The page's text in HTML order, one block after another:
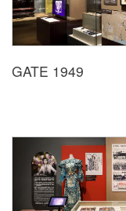
Indonesia
Việt Nam
GATE 1949